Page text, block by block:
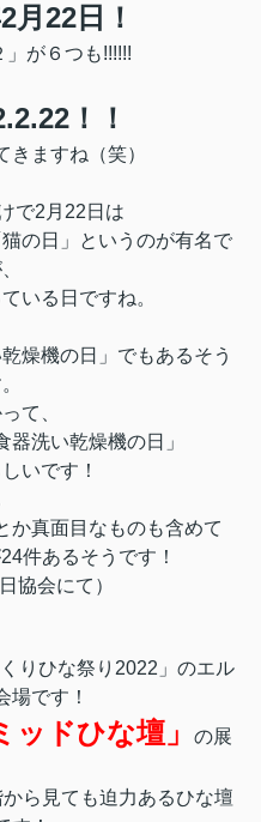
月22日！
が６つも!!!!!!
！！
きますね（笑）
で2月22日は
の日」というのが有名で
いる日ですね。
燥機の日」でもあるそう
て、
器洗い乾燥機の日」
いです！
か真面目なものも含めて
件あるそうです！
協会にて）
りひな祭り2022」のエル
場です！
ッドひな壇」
の展
ら見ても迫力あるひな壇